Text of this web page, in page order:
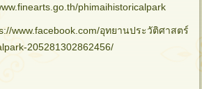
phimaihistoricalpark
www.facebook.com/อุทยานประวัติศาสตร์
205281302862456/